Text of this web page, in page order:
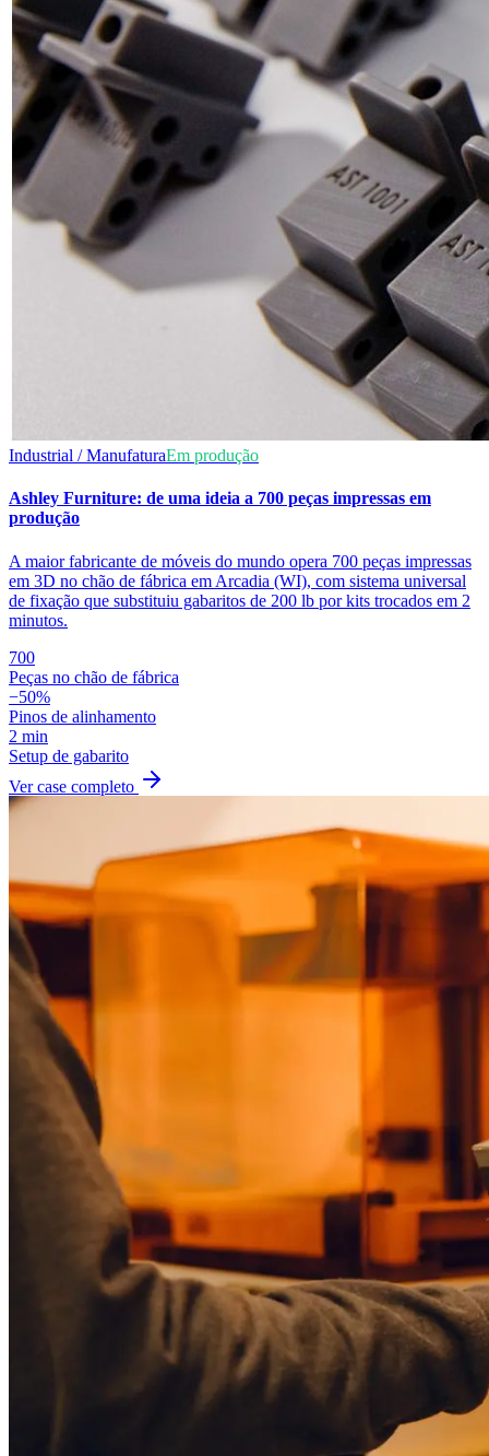
Industrial / ManufaturaEm produção
Ashley Furniture: de uma ideia a 700 peças impressas em
produção
A maior fabricante de móveis do mundo opera 700 peças impressas
em 3D no chão de fábrica em Arcadia (WI), com sistema universal
de fixação que substituiu gabaritos de 200 lb por kits trocados em 2
minutos.
700
Peças no chão de fábrica
−50%
Pinos de alinhamento
2 min
Setup de gabarito
Ver case completo